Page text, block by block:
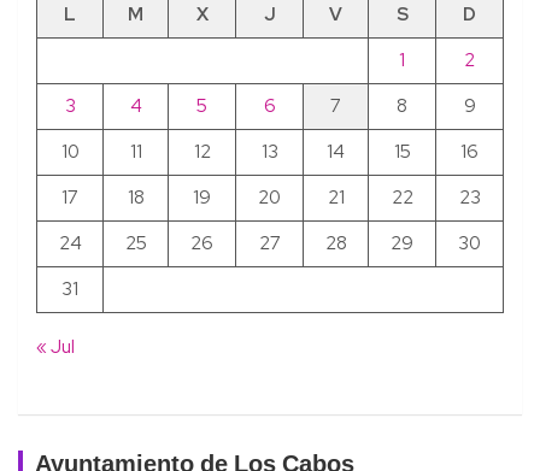
L
M X J V S
D
1
2
3
4 5 6 7 8
9
10
11 12 13 14 15
16
17
18 19 20 21 22
23
24
25 26 27 28 29
30
31
« Jul